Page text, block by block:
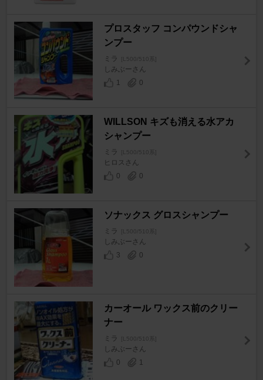
プロスタッフ コンパウンドシャ
ンプー
ミラ [L500/510系]
しみぶーさん
1
0
WILLSON キズも消える水アカ
シャンプー
ミラ [L500/510系]
ヒロスさん
0
0
ソナックス グロスシャンプー
ミラ [L500/510系]
しみぶーさん
3
0
カーオール ワックス前のクリー
ナー
ミラ [L500/510系]
しみぶーさん
0
1